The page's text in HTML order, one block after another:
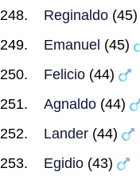
Reginaldo (45)
Emanuel (45)
Felicio (44)
Agnaldo (44)
Lander (44)
Egidio (43)